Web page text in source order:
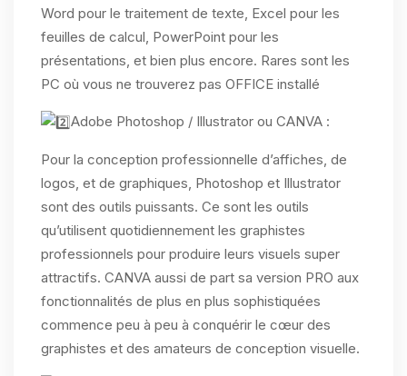
Word pour le traitement de texte, Excel pour les
feuilles de calcul, PowerPoint pour les
présentations, et bien plus encore. Rares sont les
PC où vous ne trouverez pas OFFICE installé
Adobe Photoshop / Illustrator ou CANVA :
Pour la conception professionnelle d’affiches, de
logos, et de graphiques, Photoshop et Illustrator
sont des outils puissants. Ce sont les outils
qu’utilisent quotidiennement les graphistes
professionnels pour produire leurs visuels super
attractifs. CANVA aussi de part sa version PRO aux
fonctionnalités de plus en plus sophistiquées
commence peu à peu à conquérir le cœur des
graphistes et des amateurs de conception visuelle.